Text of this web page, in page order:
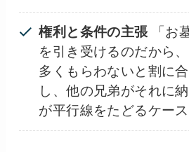
権利と条件の主張 「お
を引き受けるのだから
多くもらわないと割に
し、他の兄弟がそれに
が平行線をたどるケース